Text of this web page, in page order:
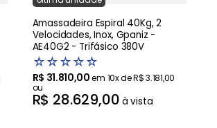
Amassadeira Espiral 40Kg, 2
Velocidades, Inox, Gpaniz -
AE40G2 - Trifásico 380V
☆☆☆☆☆
R$ 31.810,00em 10x deR$3.181,00
ou
R$ 28.629,00 à vista